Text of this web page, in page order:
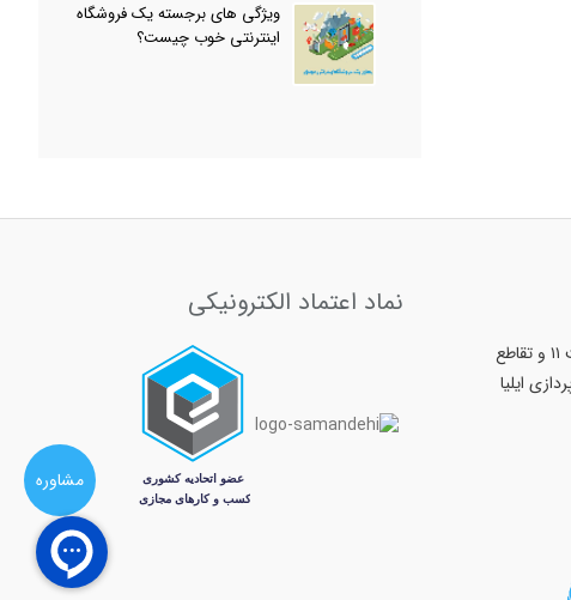
مشاوره
ویژگی های برجسته یک فروشگاه
اینترنتی خوب چیست؟
مشهد - بلوار بعثت - بین بعثت ۱۱ و تقاطع
نماد اعتماد الکترونیکی